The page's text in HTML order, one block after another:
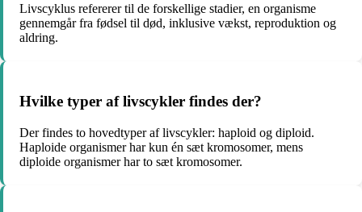
Livscyklus refererer til de forskellige stadier, en organisme
gennemgår fra fødsel til død, inklusive vækst, reproduktion og
aldring.
Hvilke typer af livscykler findes der?
Der findes to hovedtyper af livscykler: haploid og diploid.
Haploide organismer har kun én sæt kromosomer, mens
diploide organismer har to sæt kromosomer.